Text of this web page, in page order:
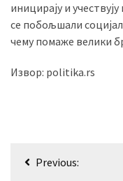
иницирају и
се побољшали
чему помаже велики
Извор: politika.rs
Кретање
Previous: